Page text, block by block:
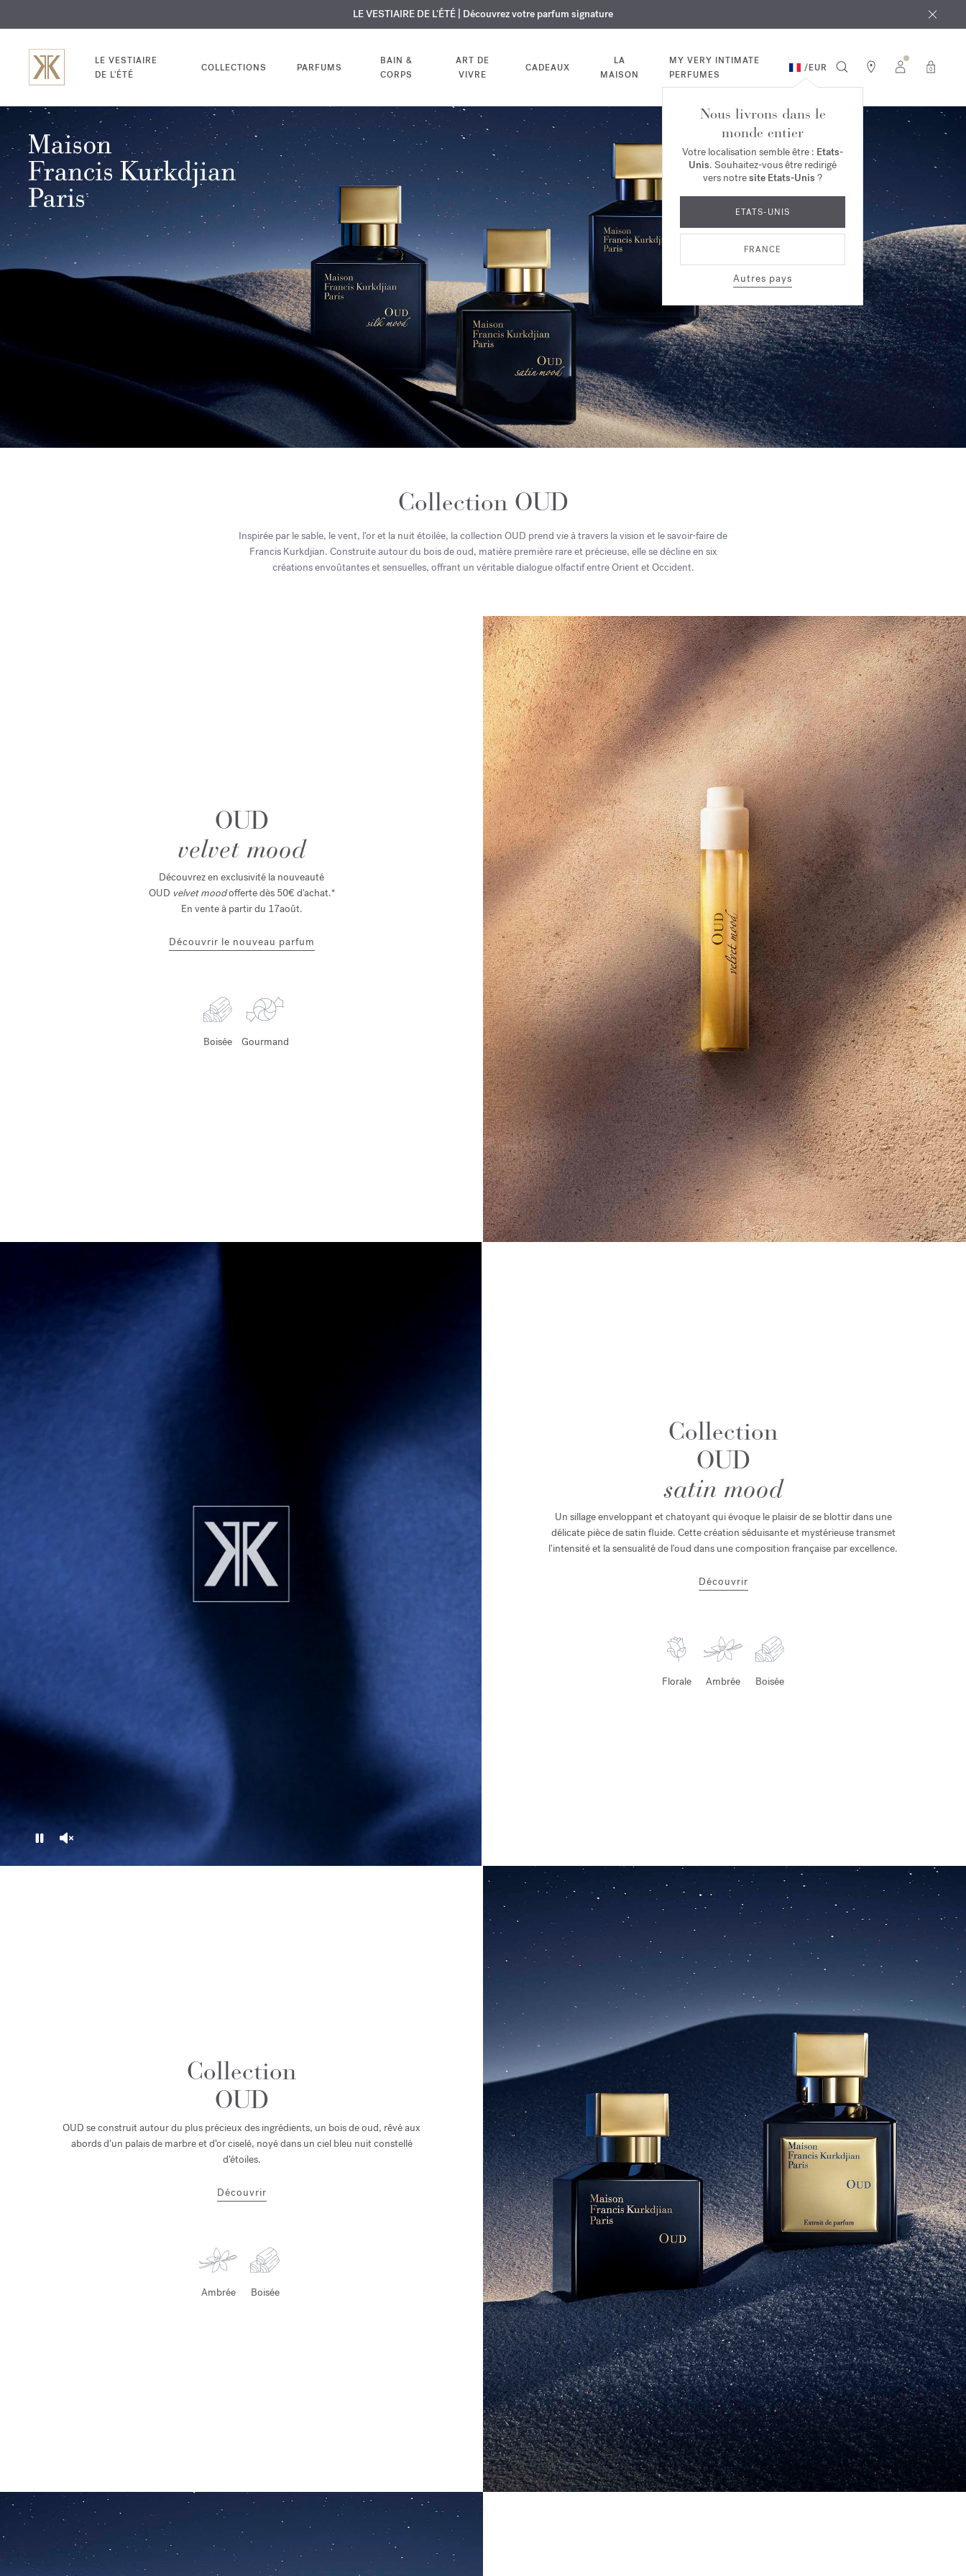
EXCLUSIF | Découvrez le nouveau parfum OUDvelvet mooddans votre commande*
GRAVURE OFFERTE | Sur tous les parfums et huiles pour le corps jusqu'au 9 août
LE VESTIAIRE DE L'ÉTÉ | Découvrez votre parfum signature
LE VESTIAIRE
DE L'ÉTÉ
COLLECTIONS PARFUMS
BAIN &
CORPS
ART DE
VIVRE
CADEAUX
LA
MAISON
MY VERY INTIMATE
PERFUMES
/EUR 0
Nous livrons dans le
monde entier
Votre localisation semble être : Etats-
Unis. Souhaitez-vous être redirigé
vers notresite Etats-Unis ?
ETATS-UNIS
FRANCE
Autres pays
Collection OUD
Inspirée par le sable, le vent, l’or et la nuit étoilée, la collection OUD prend vie à travers la vision et le savoir-faire de
Francis Kurkdjian.​ Construite autour du bois de oud, matière première rare et précieuse, elle se décline en six
créations envoûtantes et sensuelles, offrant un véritable dialogue olfactif entre Orient et Occident.
OUD
velvet mood
Découvrez en exclusivité la nouveauté
OUD velvet moodoffertedès 50€ d'achat.*
En vente à partir du 17août.
Découvrir le nouveau parfum
Boisée Gourmand
PauseUnmute
Collection
OUD
satin mood
Un sillage enveloppant et chatoyant qui évoque le plaisir de se blottir dans une
délicate pièce de satin fluide. Cette création séduisante et mystérieuse transmet
l'intensité et la sensualité de l'oud dans une composition française par excellence.
Découvrir
Florale Ambrée Boisée
Collection
OUD
OUD se construit autour du plus précieux des ingrédients, un bois de oud, rêvé aux
abords d’un palais de marbre et d’or ciselé, noyé dans un ciel bleu nuit constellé
d’étoiles.
Découvrir
Ambrée Boisée